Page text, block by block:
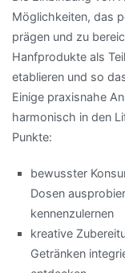
Möglichkeiten, das
prägen und zu
Hanfprodukte als
etablieren und so
Einige praxisnahe
harmonisch in den
Punkte:
bewusster
Dosen
kennenzulernen
kreative
Getränken